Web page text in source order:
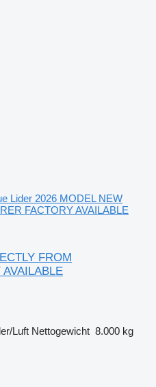
Lider 2026 MODEL NEW
FACTORY AVAILABLE
FROM
Luft Nettogewicht 8.000 kg